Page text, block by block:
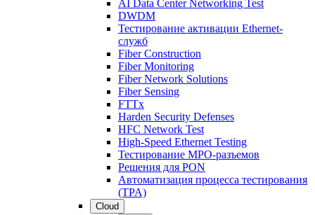
AI Data Center Networking Test
DWDM
Тестирование активации Ethernet-
служб
Fiber Construction
Fiber Monitoring
Fiber Network Solutions
Fiber Sensing
FTTx
Harden Security Defenses
HFC Network Test
High-Speed Ethernet Testing
Тестирование МРО-разъемов
Решения для PON
Автоматизация процесса тестирования
(TPA)
Cloud